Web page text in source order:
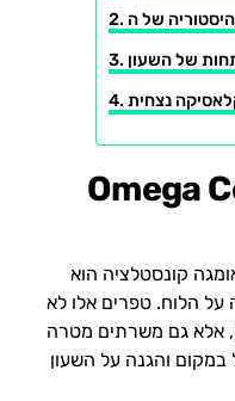
של השעון
נצחית
קונסטלציה הוא
על הלוח. טפרים אלו לא
אלא גם משרתים מטרה
במקום והגנה על השעון